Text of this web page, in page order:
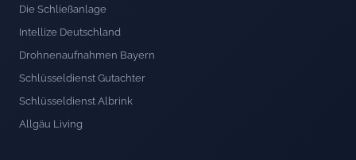
Die Schließanlage
Intellize Deutschland
Drohnenaufnahmen Bayern
Schlüsseldienst Gutachter
Schlüsseldienst Albrink
Allgäu Living